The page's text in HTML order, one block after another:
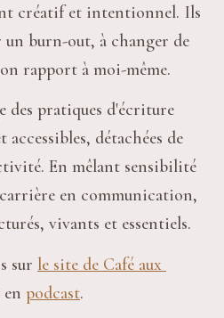
créatif et intentionnel. Ils
un burn-out, à changer de
rapport à moi-même.
des pratiques d'écriture
détachées de
En mêlant sensibilité
en communication,
vivants et essentiels.
sur le site de Café aux
en podcast.